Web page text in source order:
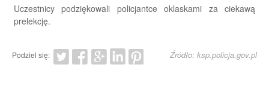
Uczestnicy podziękowali policjantce oklaskami za ciekawą
prelekcję.
Podziel się: Źródło: ksp.policja.gov.pl